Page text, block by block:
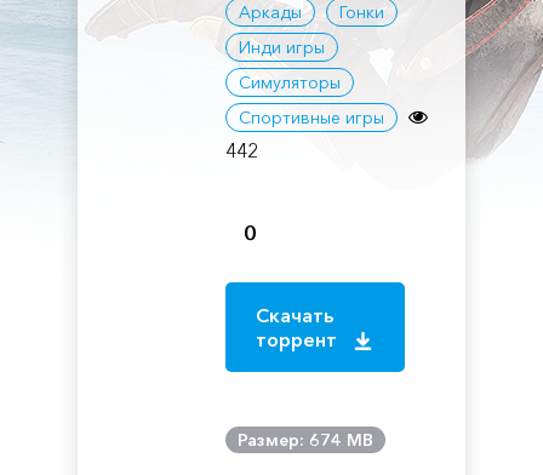
Аркады
Гонки
Инди игры
Симуляторы
Спортивные игры
442
0
Скачать
торрент
Размер: 674 MB